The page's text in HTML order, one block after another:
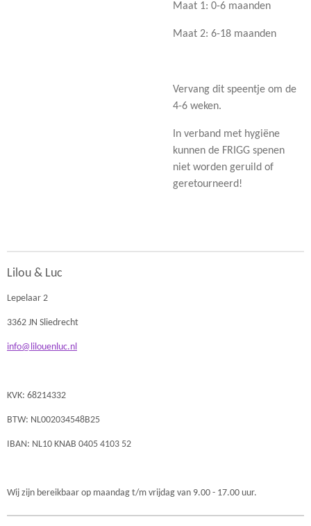
Maat 1: 0-6 maanden
Maat 2: 6-18 maanden
Vervang dit speentje om de
4-6 weken.
In verband met hygiëne
kunnen de FRIGG spenen
niet worden geruild of
geretourneerd!
Lilou & Luc
Lepelaar 2
3362 JN Sliedrecht
info@lilouenluc.nl
KVK: 68214332
BTW: NL002034548B25
IBAN: NL10 KNAB 0405 4103 52
Wij zijn bereikbaar op maandag t/m vrijdag van 9.00 - 17.00 uur.